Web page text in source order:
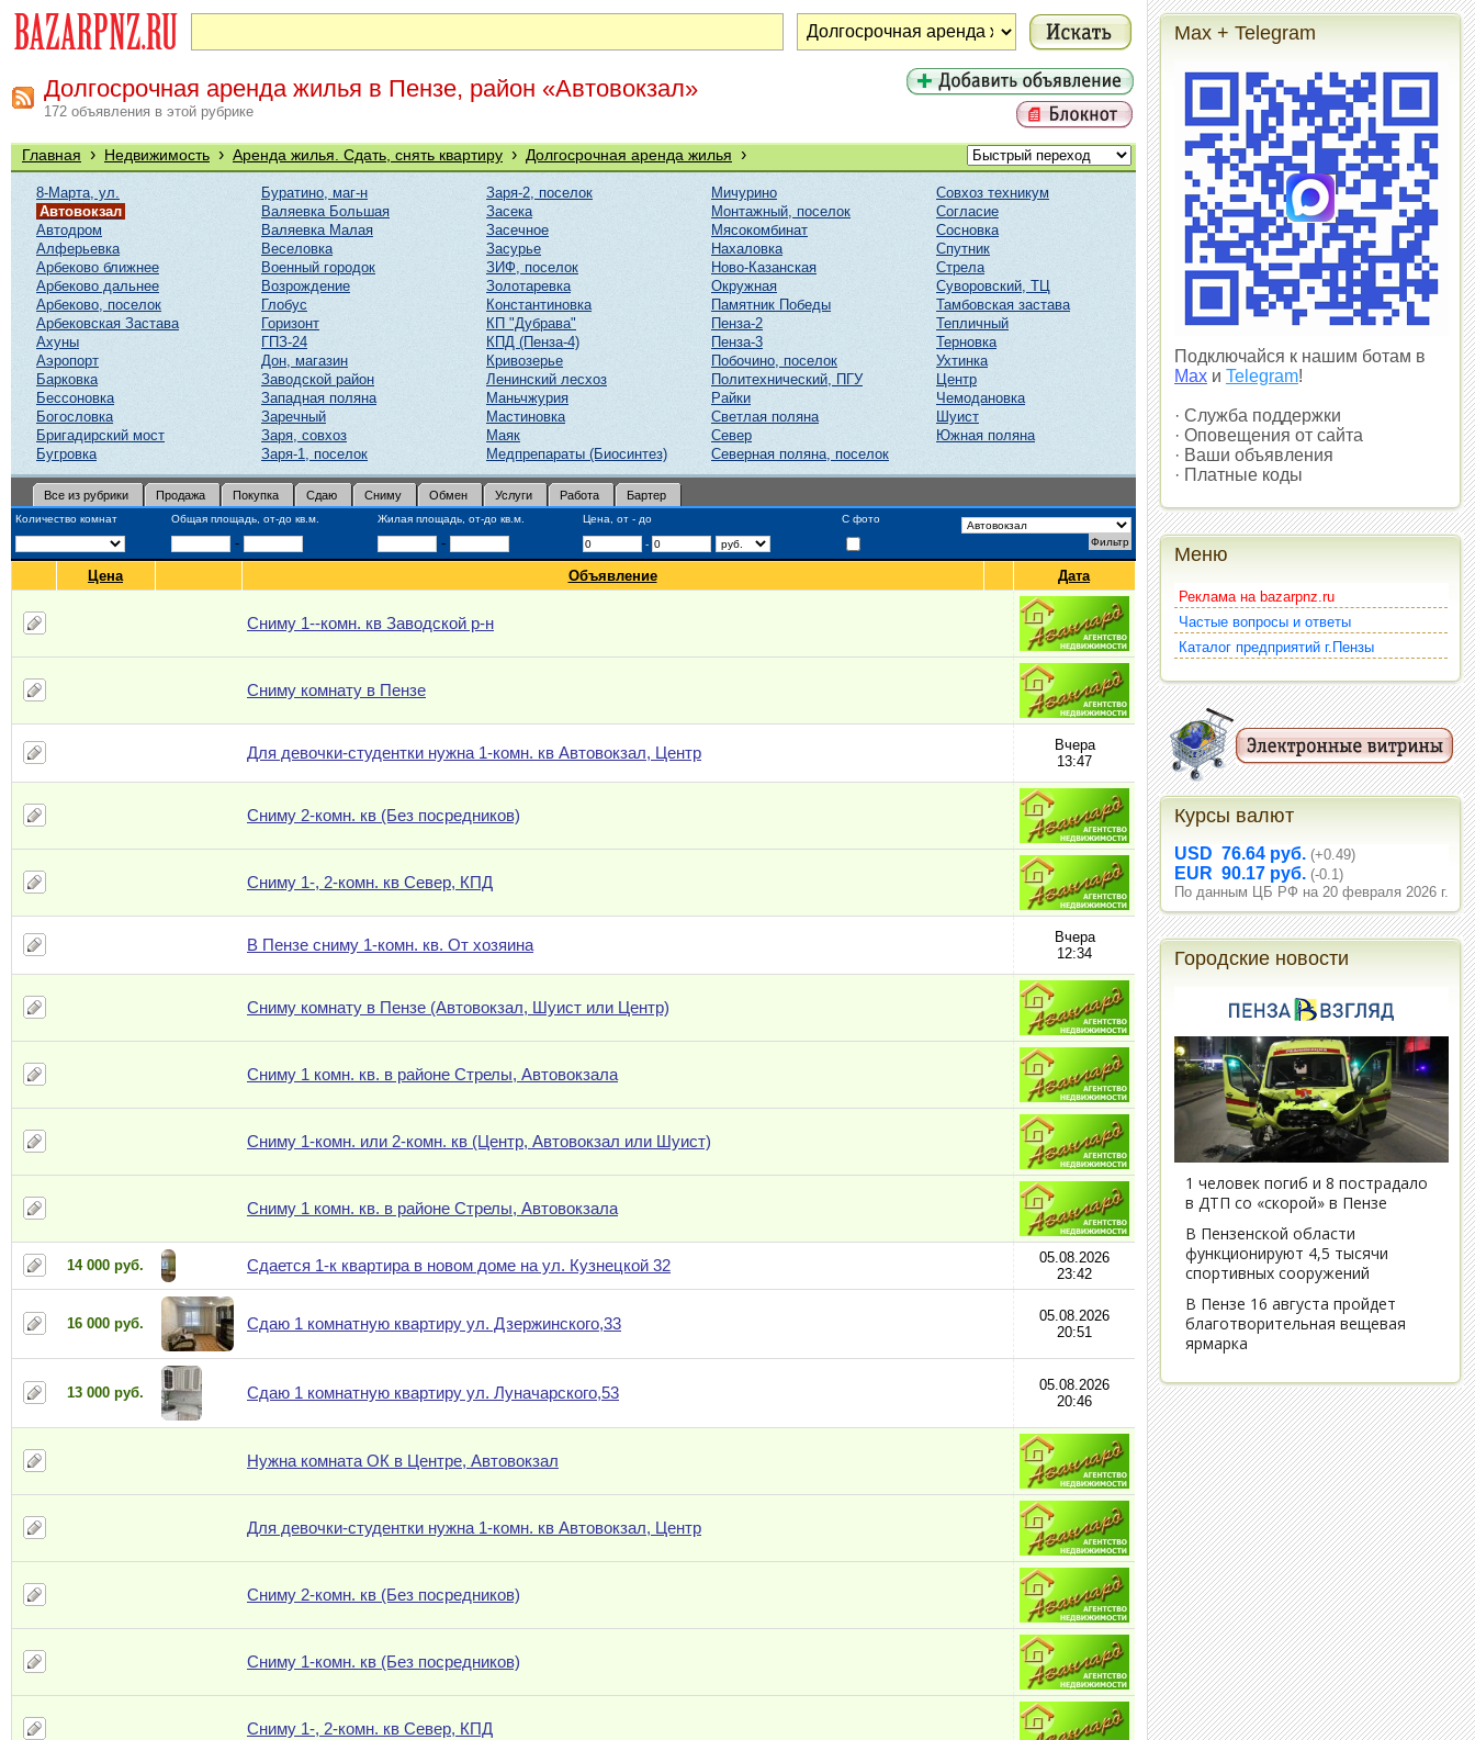
Долгосрочная аренда жилья в Пензе, район «Автовокзал»
172 объявления в этой рубрике
Главная › Недвижимость › Аренда жилья. Сдать, снять квартиру › Долгосрочная аренда жилья ›
8-Марта, ул.
Автовокзал
Автодром
Алферьевка
Арбеково ближнее
Арбеково дальнее
Арбеково, поселок
Арбековская Застава
Ахуны
Аэропорт
Барковка
Бессоновка
Богословка
Бригадирский мост
Бугровка
Буратино, маг-н
Валяевка Большая
Валяевка Малая
Веселовка
Военный городок
Возрождение
Глобус
Горизонт
ГПЗ-24
Дон, магазин
Заводской район
Западная поляна
Заречный
Заря, совхоз
Заря-1, поселок
Заря-2, поселок
Засека
Засечное
Засурье
ЗИФ, поселок
Золотаревка
Константиновка
КП "Дубрава"
КПД (Пенза-4)
Кривозерье
Ленинский лесхоз
Маньчжурия
Мастиновка
Маяк
Медпрепараты (Биосинтез)
Мичурино
Монтажный, поселок
Мясокомбинат
Нахаловка
Ново-Казанская
Окружная
Памятник Победы
Пенза-2
Пенза-3
Побочино, поселок
Политехнический, ПГУ
Райки
Светлая поляна
Север
Северная поляна, поселок
Совхоз техникум
Согласие
Сосновка
Спутник
Стрела
Суворовский, ТЦ
Тамбовская застава
Тепличный
Терновка
Ухтинка
Центр
Чемодановка
Шуист
Южная поляна
Все из рубрики Продажа Покупка Сдаю Сниму Обмен Услуги Работа Бартер
Количество комнат Общая площадь, от-до кв.м. Жилая площадь, от-до кв.м. Цена, от - до С фото
- - -
Цена Объявление Дата
Сниму 1--комн. кв Заводской р-н
Сниму комнату в Пензе
Для девочки-студентки нужна 1-комн. кв Автовокзал, Центр
Вчера
13:47
Сниму 2-комн. кв (Без посредников)
Сниму 1-, 2-комн. кв Север, КПД
В Пензе сниму 1-комн. кв. От хозяина
Вчера
12:34
Сниму комнату в Пензе (Автовокзал, Шуист или Центр)
Сниму 1 комн. кв. в районе Стрелы, Автовокзала
Сниму 1-комн. или 2-комн. кв (Центр, Автовокзал или Шуист)
Сниму 1 комн. кв. в районе Стрелы, Автовокзала
14 000 руб. Сдается 1-к квартира в новом доме на ул. Кузнецкой 32
05.08.2026
23:42
16 000 руб. Сдаю 1 комнатную квартиру ул. Дзержинского,33
05.08.2026
20:51
13 000 руб. Сдаю 1 комнатную квартиру ул. Луначарского,53
05.08.2026
20:46
Нужна комната ОК в Центре, Автовокзал
Для девочки-студентки нужна 1-комн. кв Автовокзал, Центр
Сниму 2-комн. кв (Без посредников)
Сниму 1-комн. кв (Без посредников)
Сниму 1-, 2-комн. кв Север, КПД
Max + Telegram
Подключайся к нашим ботам в
Max и Telegram!
· Служба поддержки
· Оповещения от сайта
· Ваши объявления
· Платные коды
Меню
Реклама на bazarpnz.ru
Частые вопросы и ответы
Каталог предприятий г.Пензы
Курсы валют
USD 76.64 руб. (+0.49)
EUR 90.17 руб. (-0.1)
По данным ЦБ РФ на 20 февраля 2026 г.
Городские новости